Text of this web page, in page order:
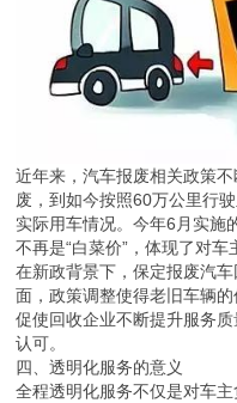
近年来，汽车报废相关政策
废，到如今按照60万公里行
实际用车情况。今年6月实施
不再是“白菜价”，体现了对车
在新政背景下，保定报废汽
面，政策调整使得老旧车辆
促使回收企业不断提升服务
认可。
四、透明化服务的意义
全程透明化服务不仅是对车